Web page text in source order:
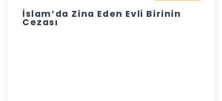
İslam’da Zina Eden Evli Birinin
Cezası